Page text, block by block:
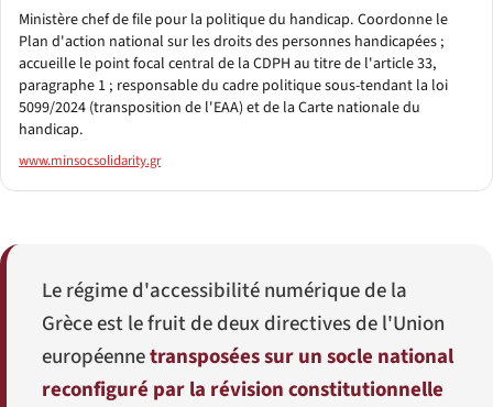
Ministère chef de file pour la politique du handicap. Coordonne le
Plan d'action national sur les droits des personnes handicapées ;
accueille le point focal central de la CDPH au titre de l'article 33,
paragraphe 1 ; responsable du cadre politique sous-tendant la loi
5099/2024 (transposition de l'EAA) et de la Carte nationale du
handicap.
www.minsocsolidarity.gr
Le régime d'accessibilité numérique de la
Grèce est le fruit de deux directives de l'Union
européennetransposées sur un socle national
reconfiguré par la révision constitutionnelle